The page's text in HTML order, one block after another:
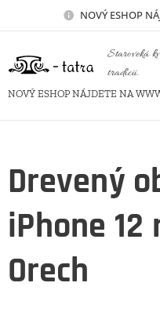
NOVÝESHOP
Staroveká
tradícii.
NOVÝ ESHOP NÁJDETE NA
Drevený
iPhone 12
Orech